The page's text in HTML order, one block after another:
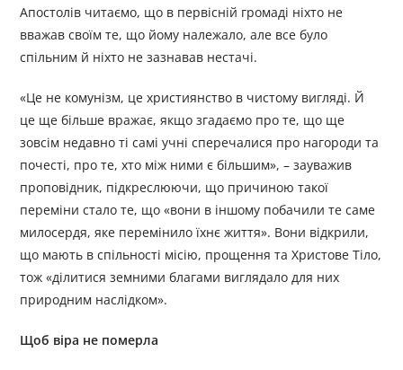
Апостолів читаємо, що в первісній громаді ніхто не
вважав своїм те, що йому належало, але все було
спільним й ніхто не зазнавав нестачі.
«Це не комунізм, це християнство в чистому вигляді. Й
це ще більше вражає, якщо згадаємо про те, що ще
зовсім недавно ті самі учні сперечалися про нагороди та
почесті, про те, хто між ними є більшим», – зауважив
проповідник, підкреслюючи, що причиною такої
переміни стало те, що «вони в іншому побачили те саме
милосердя, яке перемінило їхнє життя». Вони відкрили,
що мають в спільності місію, прощення та Христове Тіло,
тож «ділитися земними благами виглядало для них
природним наслідком».
Щоб віра не померла